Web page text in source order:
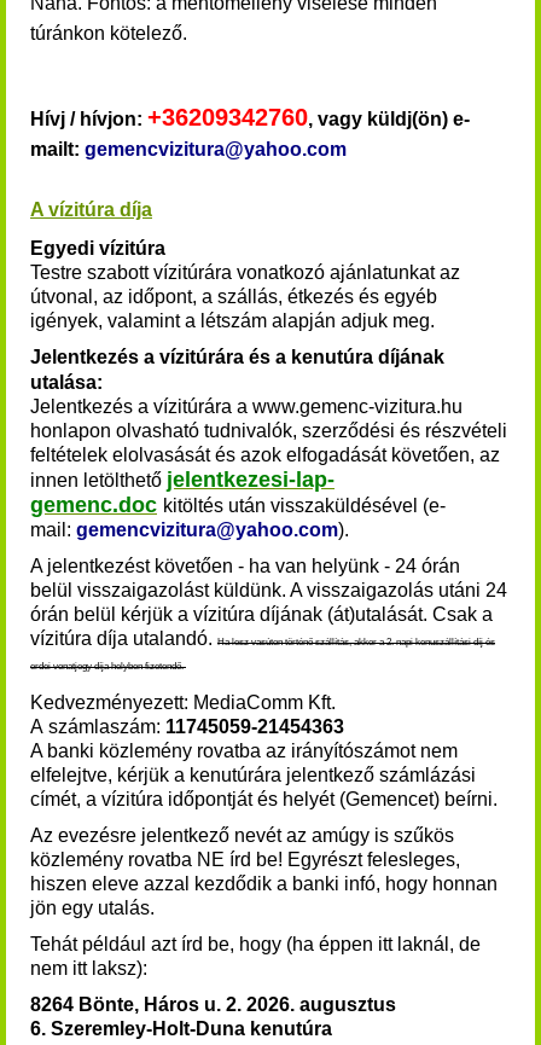
túránkon kötelező.
Hívj / hívjon: +36209342760, vagy küldj(ön) e-
mailt: gemencvizitura@yahoo.com
A vízitúra díja
Egyedi vízitúra
Testre szabott vízitúrára vonatkozó ajánlatunkat az
útvonal, az időpont, a szállás, étkezés és egyéb
igények, valamint a létszám alapján adjuk meg.
Jelentkezés a vízitúrára és a kenutúra díjának
utalása:
Jelentkezés a vízitúrára a www.gemenc-vizitura.hu
honlapon olvasható tudnivalók, szerződési és részvételi
feltételek elolvasását és azok elfogadását követően, az
innen letölthető jelentkezesi-lap-
gemenc.doc kitöltés után visszaküldésével (e-
mail: gemencvizitura@yahoo.com).
A jelentkezést követően - ha van helyünk - 24 órán
belül visszaigazolást küldünk. A visszaigazolás utáni 24
órán belül kérjük a vízitúra díjának (át)utalását. Csak a
vízitúra díja utalandó. Ha lesz vasúton történő szállítás, akkor a 2. napi kenuszállítási díj és
erdei vonatjegy díja helyben fizetendő.
Kedvezményezett: MediaComm Kft.
A számlaszám: 11745059-21454363
A banki közlemény rovatba az irányítószámot nem
elfelejtve, kérjük a kenutúrára jelentkező számlázási
címét, a vízitúra időpontját és helyét (Gemencet) beírni.
Az evezésre jelentkező nevét az amúgy is szűkös
közlemény rovatba NE írd be! Egyrészt felesleges,
hiszen eleve azzal kezdődik a banki infó, hogy honnan
jön egy utalás.
Tehát például azt írd be, hogy (ha éppen itt laknál, de
nem itt laksz):
8264 Bönte, Háros u. 2. 2026. augusztus
6. Szeremley-Holt-Duna kenutúra